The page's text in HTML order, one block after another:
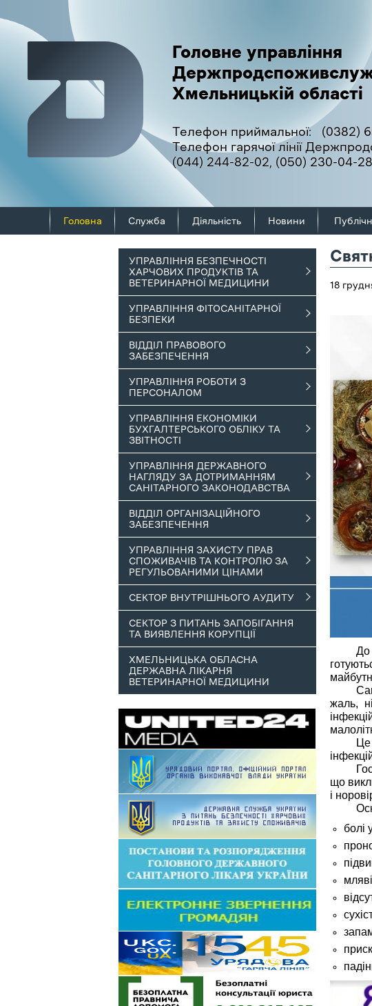
Головне управління
Хмельницькій області
Телефон приймальної:
(0382)
Телефон гарячої лінії
(044) 244-82-02, (050) 230-04-28
Головна Служба Діяльність Новини
УПРАВЛІННЯ БЕЗПЕЧНОСТІ
ХАРЧОВИХ ПРОДУКТІВ ТА
ВЕТЕРИНАРНОЇ МЕДИЦИНИ
УПРАВЛІННЯ ФІТОСАНІТАРНОЇ
БЕЗПЕКИ
ВІДДІЛ ПРАВОВОГО
ЗАБЕЗПЕЧЕННЯ
УПРАВЛІННЯ РОБОТИ З
ПЕРСОНАЛОМ
УПРАВЛІННЯ ЕКОНОМІКИ
БУХГАЛТЕРСЬКОГО ОБЛІКУ ТА
ЗВІТНОСТІ
УПРАВЛІННЯ ДЕРЖАВНОГО
НАГЛЯДУ ЗА ДОТРИМАННЯМ
САНІТАРНОГО ЗАКОНОДАВСТВА
ВІДДІЛ ОРГАНІЗАЦІЙНОГО
ЗАБЕЗПЕЧЕННЯ
УПРАВЛІННЯ ЗАХИСТУ ПРАВ
СПОЖИВАЧІВ ТА КОНТРОЛЮ ЗА
РЕГУЛЬОВАНИМИ ЦІНАМИ
СЕКТОР ВНУТРІШНЬОГО АУДИТУ
СЕКТОР З ПИТАНЬ ЗАПОБІГАННЯ
ТА ВИЯВЛЕННЯ КОРУПЦІЇ
ХМЕЛЬНИЦЬКА ОБЛАСНА
ДЕРЖАВНА ЛІКАРНЯ
ВЕТЕРИНАРНОЇ МЕДИЦИНИ
18
До
жаль,
Це
що
і
болі